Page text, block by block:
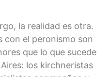
la realidad es otra.
con el peronismo son
que lo que sucede
los kirchneristas